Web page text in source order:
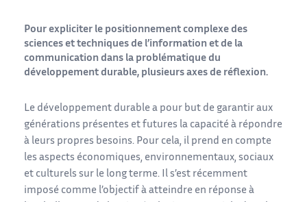
Pour expliciter le positionnement complexe des
sciences et techniques de l’information et de la
communication dans la problématique du
développement durable, plusieurs axes de réflexion.
Le développement durable a pour but de garantir aux
générations présentes et futures la capacité à répondre
à leurs propres besoins. Pour cela, il prend en compte
les aspects économiques, environnementaux, sociaux
et culturels sur le long terme. Il s’est récemment
imposé comme l’objectif à atteindre en réponse à